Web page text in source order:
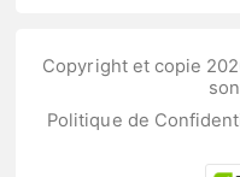
Copyright et copie
Politique de